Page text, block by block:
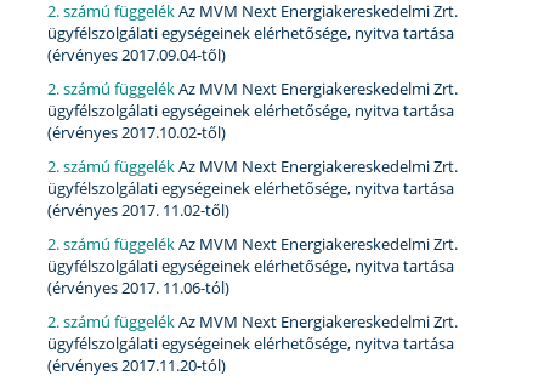
2. számú függelékAz MVM Next Energiakereskedelmi Zrt.
ügyfélszolgálati egységeinek elérhetősége, nyitva tartása
(érvényes 2017.09.04-től)
2. számú függelékAz MVM Next Energiakereskedelmi Zrt.
ügyfélszolgálati egységeinek elérhetősége, nyitva tartása
(érvényes 2017.10.02-től)
2. számú függelékAz MVM Next Energiakereskedelmi Zrt.
ügyfélszolgálati egységeinek elérhetősége, nyitva tartása
(érvényes 2017. 11.02-től)
2. számú függelékAz MVM Next Energiakereskedelmi Zrt.
ügyfélszolgálati egységeinek elérhetősége, nyitva tartása
(érvényes 2017. 11.06-tól)
2. számú függelékAz MVM Next Energiakereskedelmi Zrt.
ügyfélszolgálati egységeinek elérhetősége, nyitva tartása
(érvényes 2017.11.20-tól)